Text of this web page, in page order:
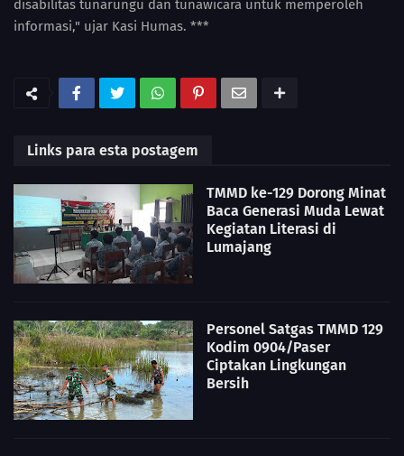
disabilitas tunarungu dan tunawicara untuk memperoleh
informasi," ujar Kasi Humas. ***
Links para esta postagem
TMMD ke-129 Dorong Minat
Baca Generasi Muda Lewat
Kegiatan Literasi di
Lumajang
Personel Satgas TMMD 129
Kodim 0904/Paser
Ciptakan Lingkungan
Bersih